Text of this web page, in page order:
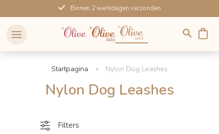
naar
Binnen 2 werkdagen verzonden
Startpagina Nylon Dog Leashes
Nylon Dog Leashes
Filters